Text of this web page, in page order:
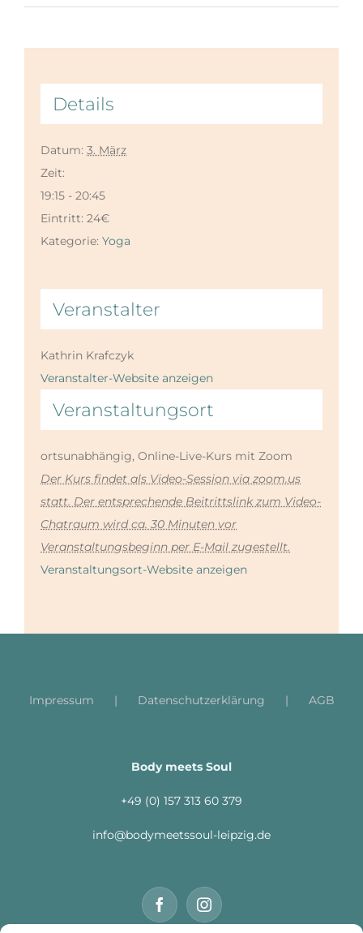
Details
Datum: 3. März
Zeit:
19:15 - 20:45
Eintritt: 24€
Kategorie: Yoga
Veranstaltungsort
ortsunabhängig, Online-Live-Kurs mit Zoom
Der Kurs findet als Video-Session via zoom.us
statt. Der entsprechende Beitrittslink zum Video-
Chatraum wird ca. 30 Minuten vor
Veranstaltungsbeginn per E-Mail zugestellt.
Veranstaltungsort-Website anzeigen
Veranstalter
Kathrin Krafczyk
Veranstalter-Website anzeigen
Impressum Datenschutzerklärung AGB
Body meets Soul
+49 (0) 157 313 60 379
info@bodymeetssoul-leipzig.de